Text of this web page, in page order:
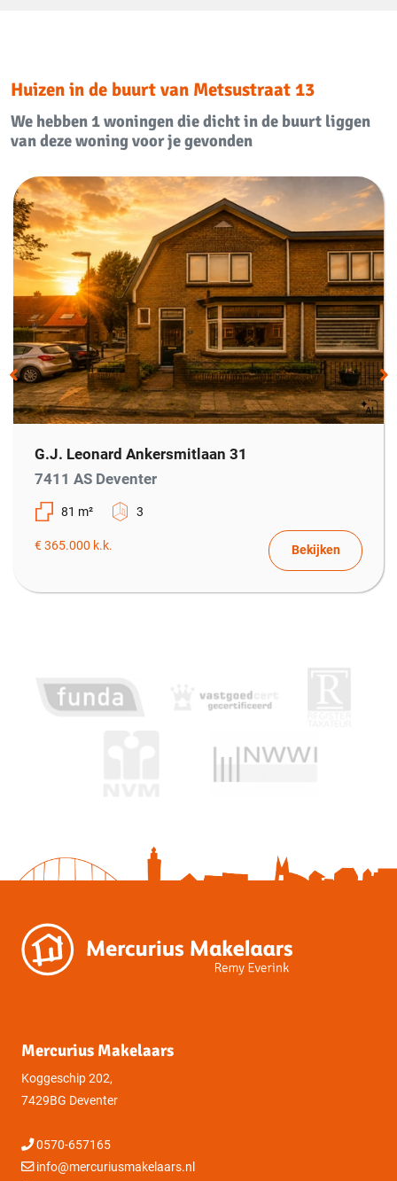
Garage Geen garage
Parkeer faciliciteiten Openbaar parkeren
Dak
Soort dak Zadeldak
Voorzieningen
Voorzieningen
TV kabel, Dakraam, Glasvezel
kabel
Overig
Onderhoud buiten
Kadastrale gegevens
Huizen in de buurt van Metsustraat 13
We hebben 1 woningen die dicht in de buurt liggen
van deze woning voor je gevonden
G.J. Leonard Ankersmitlaan 31
7411 AS Deventer
81 m² 3
€ 365.000 k.k. Bekijken
Mercurius Makelaars
Koggeschip 202,
7429BG Deventer
0570-657165
info@mercuriusmakelaars.nl